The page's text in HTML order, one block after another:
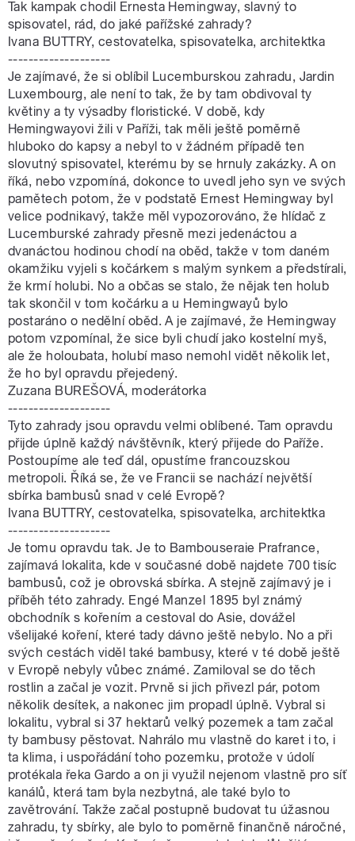
Tak kampak chodil Ernesta Hemingway, slavný to
spisovatel, rád, do jaké pařížské zahrady?
Ivana BUTTRY, cestovatelka, spisovatelka, architektka
--------------------
Je zajímavé, že si oblíbil Lucemburskou zahradu, Jardin
Luxembourg, ale není to tak, že by tam obdivoval ty
květiny a ty výsadby floristické. V době, kdy
Hemingwayovi žili v Paříži, tak měli ještě poměrně
hluboko do kapsy a nebyl to v žádném případě ten
slovutný spisovatel, kterému by se hrnuly zakázky. A on
říká, nebo vzpomíná, dokonce to uvedl jeho syn ve svých
pamětech potom, že v podstatě Ernest Hemingway byl
velice podnikavý, takže měl vypozorováno, že hlídač z
Lucemburské zahrady přesně mezi jedenáctou a
dvanáctou hodinou chodí na oběd, takže v tom daném
okamžiku vyjeli s kočárkem s malým synkem a předstírali,
že krmí holubi. No a občas se stalo, že nějak ten holub
tak skončil v tom kočárku a u Hemingwayů bylo
postaráno o nedělní oběd. A je zajímavé, že Hemingway
potom vzpomínal, že sice byli chudí jako kostelní myš,
ale že holoubata, holubí maso nemohl vidět několik let,
že ho byl opravdu přejedený.
Zuzana BUREŠOVÁ, moderátorka
--------------------
Tyto zahrady jsou opravdu velmi oblíbené. Tam opravdu
přijde úplně každý návštěvník, který přijede do Paříže.
Postoupíme ale teď dál, opustíme francouzskou
metropoli. Říká se, že ve Francii se nachází největší
sbírka bambusů snad v celé Evropě?
Ivana BUTTRY, cestovatelka, spisovatelka, architektka
--------------------
Je tomu opravdu tak. Je to Bambouseraie Prafrance,
zajímavá lokalita, kde v současné době najdete 700 tisíc
bambusů, což je obrovská sbírka. A stejně zajímavý je i
příběh této zahrady. Engé Manzel 1895 byl známý
obchodník s kořením a cestoval do Asie, dovážel
všelijaké koření, které tady dávno ještě nebylo. No a při
svých cestách viděl také bambusy, které v té době ještě
v Evropě nebyly vůbec známé. Zamiloval se do těch
rostlin a začal je vozit. Prvně si jich přivezl pár, potom
několik desítek, a nakonec jim propadl úplně. Vybral si
lokalitu, vybral si 37 hektarů velký pozemek a tam začal
ty bambusy pěstovat. Nahrálo mu vlastně do karet i to, i
ta klima, i uspořádání toho pozemku, protože v údolí
protékala řeka Gardo a on ji využil nejenom vlastně pro síť
kanálů, která tam byla nezbytná, ale také bylo to
zavětrování. Takže začal postupně budovat tu úžasnou
zahradu, ty sbírky, ale bylo to poměrně finančně náročné,